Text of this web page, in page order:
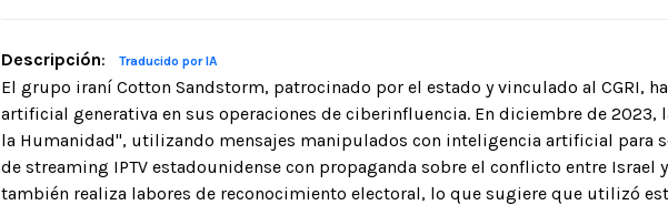
Descripción: Traducido por IA
El grupo iraní Cotton Sandstorm, patrocinado por el estado y vinculado al CGRI,
artificial generativa en sus operaciones de ciberinfluencia. En diciembre de 2023,
la Humanidad", utilizando mensajes manipulados con inteligencia artificial para
de streaming IPTV estadounidense con propaganda sobre el conflicto entre Israel
también realiza labores de reconocimiento electoral, lo que sugiere que utilizó